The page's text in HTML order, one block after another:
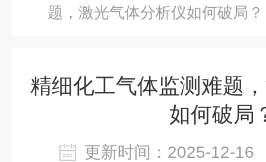
题，激光气体分析仪如何破局？
精细化工气体监测难题
如何破局
更新时间：2025-12-